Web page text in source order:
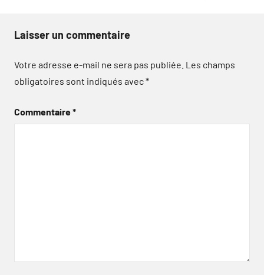
Laisser un commentaire
Votre adresse e-mail ne sera pas publiée. Les champs
obligatoires sont indiqués avec*
Commentaire*